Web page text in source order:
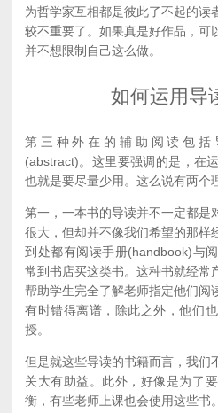
为哲学家互相都是彼此了不起的读
较不重要了。如果真是好作品，可
并不想限制自己这么做。
如何运用导
第三种外在的辅助阅读包括
(abstract)。这里要强调的是，在
也就是要尽量少用。这么说有两个
第一，一本书的导读并不一定都是
很大，但却并不像我们希望的那样
到处都有阅读手册(handbook)与
常到书店买这类书。这种书就经常
帮助学生完全了解老师指定他们阅
有时错得离谱，除此之外，他们
授。
但是就这些导读的书籍而言，我们
关大有助益。此外，好像是为了
衡，有些老师上课也会使用这些书。